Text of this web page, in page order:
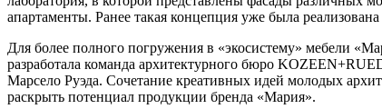
апартаменты. Ранее такая концепция уже была
Для более полного погружения в «экосистему» мебели
разработала команда архитектурного бюро
Марсело Руэда. Сочетание креативных идей молодых
раскрыть потенциал продукции бренда «Мария».